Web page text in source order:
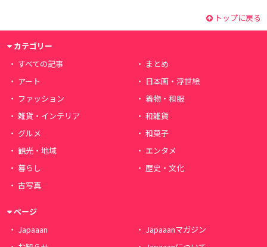
トップに戻る
カテゴリー
すべての記事
まとめ
アート
日本画・浮世絵
ファッション
着物・和服
雑貨・インテリア
和雑貨
グルメ
和菓子
観光・地域
エンタメ
暮らし
歴史・文化
古写真
ページ
Japaaan
Japaaanマガジン